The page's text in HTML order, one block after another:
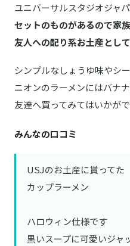
ユニバーサルスタジオジャ
セットのものがあるので家
友人への配り系お土産とし
シンプルなしょうゆ味やシ
ニオンのラーメンにはバナ
友達へ買ってみてはいかがで
みんなの口コミ
USJのお土産に貰ってた
カップラーメン
ハロウィン仕様です
黒いスープに可愛いジャ